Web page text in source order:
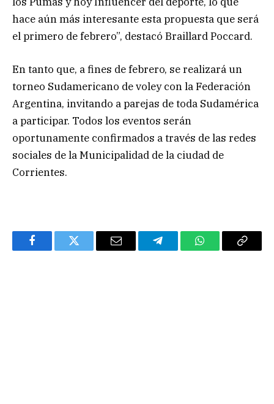
hace aún más interesante esta propuesta que será
el primero de febrero”, destacó Braillard Poccard.
En tanto que, a fines de febrero, se realizará un
torneo Sudamericano de voley con la Federación
Argentina, invitando a parejas de toda Sudamérica
a participar. Todos los eventos serán
oportunamente confirmados a través de las redes
sociales de la Municipalidad de la ciudad de
Corrientes.
FacebookTwitter Email TelegramWhatsAppCopy